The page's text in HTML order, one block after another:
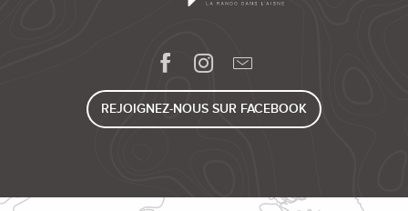
REJOIGNEZ-NOUS SUR FACEBOOK